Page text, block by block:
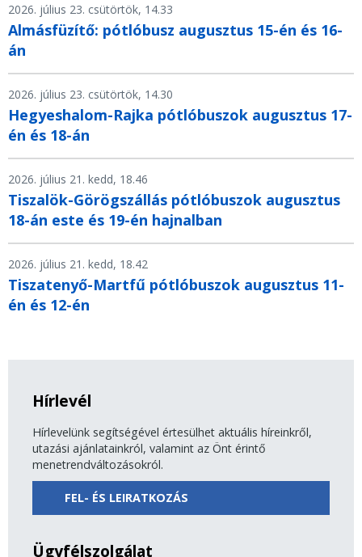
2026. július 23. csütörtök, 14.33
Almásfüzítő: pótlóbusz augusztus 15-én és 16-
án
2026. július 23. csütörtök, 14.30
Hegyeshalom-Rajka pótlóbuszok augusztus 17-
én és 18-án
2026. július 21. kedd, 18.46
Tiszalök-Görögszállás pótlóbuszok augusztus
18-án este és 19-én hajnalban
2026. július 21. kedd, 18.42
Tiszatenyő-Martfű pótlóbuszok augusztus 11-
én és 12-én
Hírlevél
Hírlevelünk segítségével értesülhet aktuális híreinkről,
utazási ajánlatainkról, valamint az Önt érintő
menetrendváltozásokról.
FEL- ÉS LEIRATKOZÁS
Ügyfélszolgálat